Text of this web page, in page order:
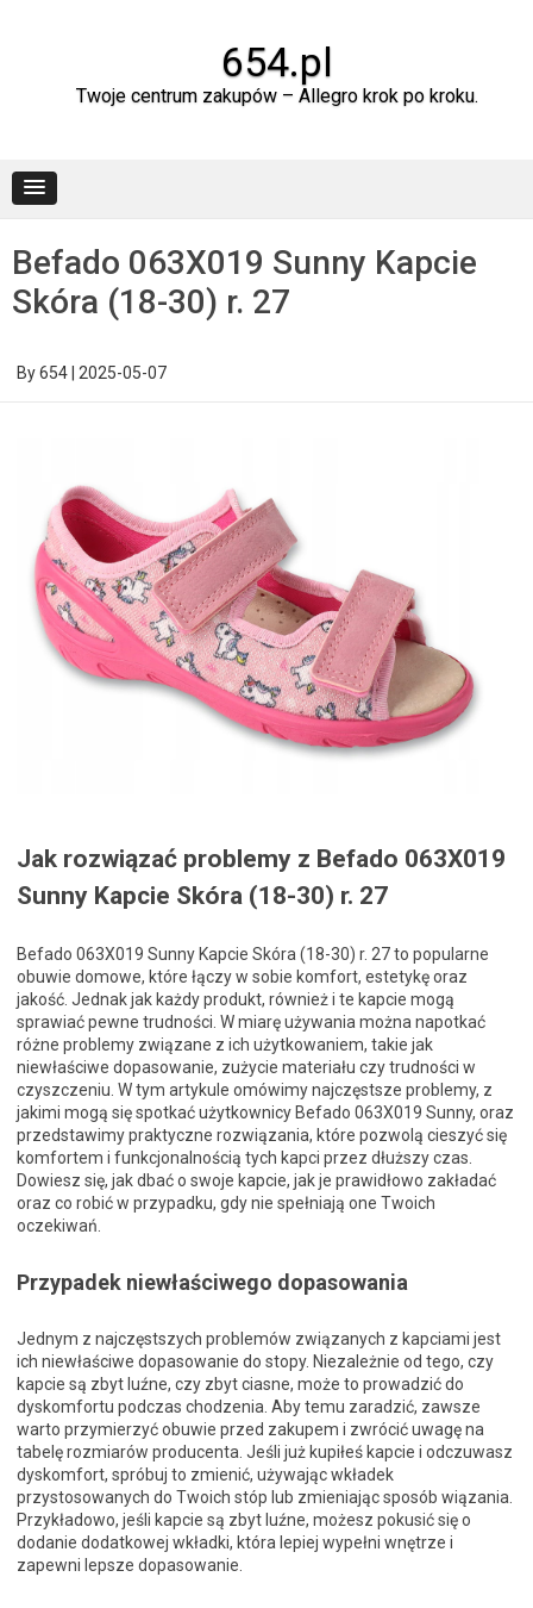
654.pl
Twoje centrum zakupów – Allegro krok po kroku.
Befado 063X019 Sunny Kapcie
Skóra (18-30) r. 27
By654 2025-05-07
Jak rozwiązać problemy z Befado 063X019
Sunny Kapcie Skóra (18-30) r. 27
Befado 063X019 Sunny Kapcie Skóra (18-30) r. 27 to popularne
obuwie domowe, które łączy w sobie komfort, estetykę oraz
jakość. Jednak jak każdy produkt, również i te kapcie mogą
sprawiać pewne trudności. W miarę używania można napotkać
różne problemy związane z ich użytkowaniem, takie jak
niewłaściwe dopasowanie, zużycie materiału czy trudności w
czyszczeniu. W tym artykule omówimy najczęstsze problemy, z
jakimi mogą się spotkać użytkownicy Befado 063X019 Sunny, oraz
przedstawimy praktyczne rozwiązania, które pozwolą cieszyć się
komfortem i funkcjonalnością tych kapci przez dłuższy czas.
Dowiesz się, jak dbać o swoje kapcie, jak je prawidłowo zakładać
oraz co robić w przypadku, gdy nie spełniają one Twoich
oczekiwań.
Przypadek niewłaściwego dopasowania
Jednym z najczęstszych problemów związanych z kapciami jest
ich niewłaściwe dopasowanie do stopy. Niezależnie od tego, czy
kapcie są zbyt luźne, czy zbyt ciasne, może to prowadzić do
dyskomfortu podczas chodzenia. Aby temu zaradzić, zawsze
warto przymierzyć obuwie przed zakupem i zwrócić uwagę na
tabelę rozmiarów producenta. Jeśli już kupiłeś kapcie i odczuwasz
dyskomfort, spróbuj to zmienić, używając wkładek
przystosowanych do Twoich stóp lub zmieniając sposób wiązania.
Przykładowo, jeśli kapcie są zbyt luźne, możesz pokusić się o
dodanie dodatkowej wkładki, która lepiej wypełni wnętrze i
zapewni lepsze dopasowanie.